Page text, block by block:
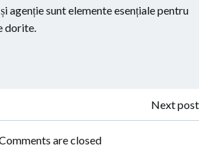
agenție sunt elemente esențiale pentru
dorite.
navigation
Next post
are closed